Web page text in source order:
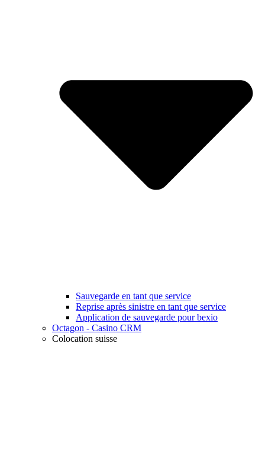
Sauvegarde en tant que service
Reprise après sinistre en tant que service
Application de sauvegarde pour bexio
Octagon - Casino CRM
Colocation suisse